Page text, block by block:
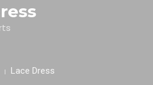
Lace Dress